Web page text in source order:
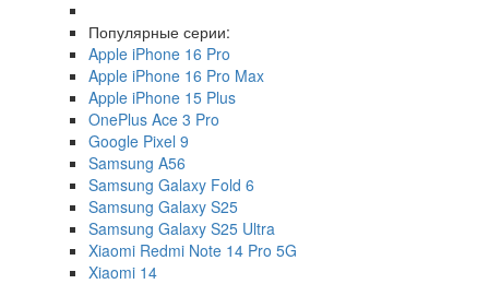
Популярные серии:
Apple iPhone 16 Pro
Apple iPhone 16 Pro Max
Apple iPhone 15 Plus
OnePlus Ace 3 Pro
Google Pixel 9
Samsung A56
Samsung Galaxy Fold 6
Samsung Galaxy S25
Samsung Galaxy S25 Ultra
Xiaomi Redmi Note 14 Pro 5G
Xiaomi 14